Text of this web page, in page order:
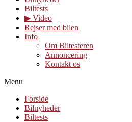
Biltests
▶︎ Video
Rejser med bilen
Info
Om Biltesteren
Annoncering
Kontakt os
Menu
Forside
Bilnyheder
Biltests